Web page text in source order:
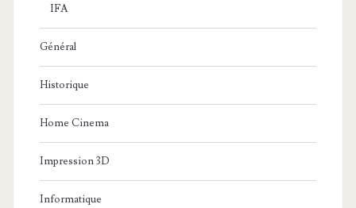
IFA
Général
Historique
Home Cinema
Impression 3D
Informatique